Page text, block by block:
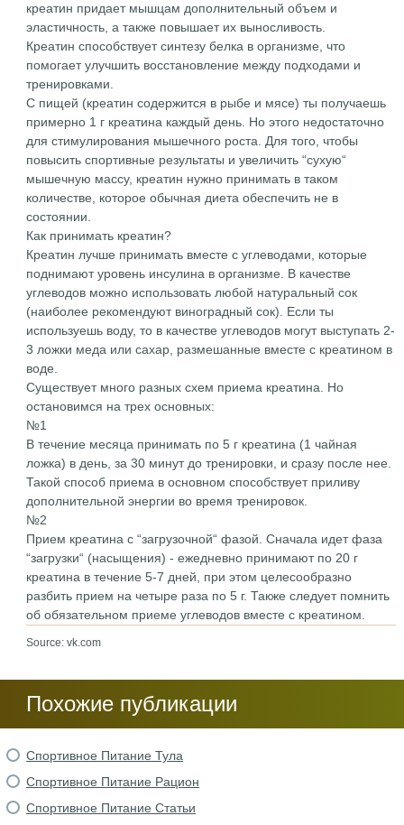
креатин придает мышцам дополнительный объем и
эластичность, а также повышает их выносливость.
Креатин способствует синтезу белка в организме, что
помогает улучшить восстановление между подходами и
тренировками.
С пищей (креатин содержится в рыбе и мясе) ты получаешь
примерно 1 г креатина каждый день. Но этого недостаточно
для стимулирования мышечного роста. Для того, чтобы
повысить спортивные результаты и увеличить “сухую“
мышечную массу, креатин нужно принимать в таком
количестве, которое обычная диета обеспечить не в
состоянии.
Как принимать креатин?
Креатин лучше принимать вместе с углеводами, которые
поднимают уровень инсулина в организме. В качестве
углеводов можно использовать любой натуральный сок
(наиболее рекомендуют виноградный сок). Если ты
используешь воду, то в качестве углеводов могут выступать 2-
3 ложки меда или сахар, размешанные вместе с креатином в
воде.
Существует много разных схем приема креатина. Но
остановимся на трех основных:
№1
В течение месяца принимать по 5 г креатина (1 чайная
ложка) в день, за 30 минут до тренировки, и сразу после нее.
Такой способ приема в основном способствует приливу
дополнительной энергии во время тренировок.
№2
Прием креатина с “загрузочной“ фазой. Сначала идет фаза
“загрузки“ (насыщения) - ежедневно принимают по 20 г
креатина в течение 5-7 дней, при этом целесообразно
разбить прием на четыре раза по 5 г. Также следует помнить
об обязательном приеме углеводов вместе с креатином.
Source: vk.com
Похожие публикации
Спортивное Питание Тула
Спортивное Питание Рацион
Спортивное Питание Статьи